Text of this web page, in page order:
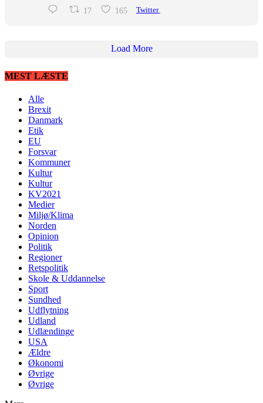
17 165 Twitter
Load More
MEST LÆSTE
Alle
Brexit
Danmark
Etik
EU
Forsvar
Kommuner
Kultur
Kultur
KV2021
Medier
Miljø/Klima
Norden
Opinion
Politik
Regioner
Retspolitik
Skole & Uddannelse
Sport
Sundhed
Udflytning
Udland
Udlændinge
USA
Ældre
Økonomi
Øvrige
Øvrige